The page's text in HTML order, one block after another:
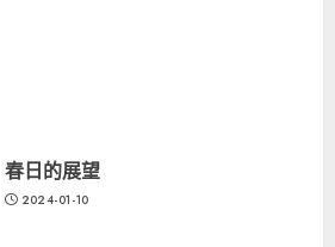
春日的展望
2024-01-10